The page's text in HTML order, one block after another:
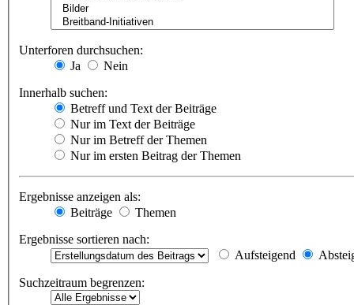
Unterforen durchsuchen:
Ja
Nein
Innerhalb suchen:
Betreff und Text der Beiträge
Nur im Text der Beiträge
Nur im Betreff der Themen
Nur im ersten Beitrag der Themen
Ergebnisse anzeigen als:
Beiträge
Themen
Ergebnisse sortieren nach:
Aufsteigend
Suchzeitraum begrenzen: